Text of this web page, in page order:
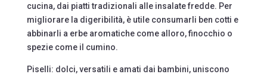
cucina, dai piatti tradizionali alle insalate fredde. Per
migliorare la digeribilità, è utile consumarli ben cotti e
abbinarli a erbe aromatiche come alloro, finocchio o
spezie come il cumino.
Piselli: dolci, versatili e amati dai bambini, uniscono